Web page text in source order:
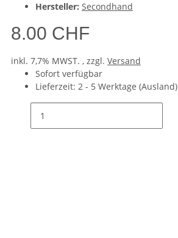
Hersteller: Secondhand
8.00 CHF
inkl. 7,7% MWST. , zzgl. Versand
Sofort verfügbar
Lieferzeit: 2 - 5 Werktage (Ausland)